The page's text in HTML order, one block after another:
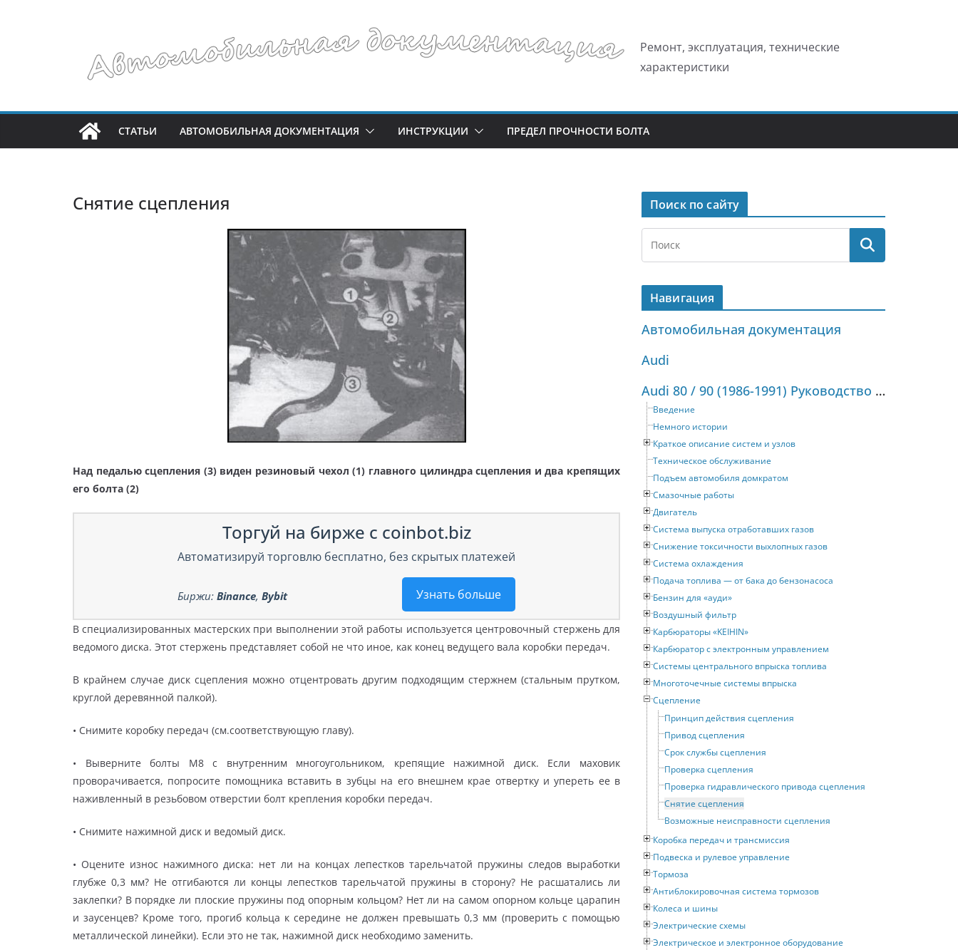
Ремонт, эксплуатация, технические
характеристики
СТАТЬИ АВТОМОБИЛЬНАЯ ДОКУМЕНТАЦИЯ ИНСТРУКЦИИ ПРЕДЕЛ ПРОЧНОСТИ БОЛТА
Снятие сцепления
Над педалью сцепления (3) виден резиновый чехол (1) главного цилиндра сцепления и два крепящих
его болта (2)
Торгуй на бирже с coinbot.biz
Автоматизируй торговлю бесплатно, без скрытых платежей
Узнать больше
Биржи: Binance, Bybit
В специализированных мастерских при выполнении этой работы используется центровочный стержень для
ведомого диска. Этот стержень представляет собой не что иное, как конец ведущего вала коробки передач.
В крайнем случае диск сцепления можно отцентровать другим подходящим стержнем (стальным прутком,
круглой деревянной палкой).
• Снимите коробку передач (см.соответствующую главу).
• Выверните болты М8 с внутренним многоугольником, крепящие нажимной диск. Если маховик
проворачивается, попросите помощника вставить в зубцы на его внешнем крае отвертку и упереть ее в
наживленный в резьбовом отверстии болт крепления коробки передач.
• Снимите нажимной диск и ведомый диск.
• Оцените износ нажимного диска: нет ли на концах лепестков тарельчатой пружины следов выработки
глубже 0,3 мм? Не отгибаются ли концы лепестков тарельчатой пружины в сторону? Не расшатались ли
заклепки? В порядке ли плоские пружины под опорным кольцом? Нет ли на самом опорном кольце царапин
и заусенцев? Кроме того, прогиб кольца к середине не должен превышать 0,3 мм (проверить с помощью
металлической линейки). Если это не так, нажимной диск необходимо заменить.
Поиск по сайту
Навигация
Автомобильная документация
Audi
Audi 80 / 90 (1986-1991) Руководство по ремонту и техническому обслуживанию
Введение
Немного истории
Краткое описание систем и узлов
Техническое обслуживание
Подъем автомобиля домкратом
Смазочные работы
Двигатель
Система выпуска отработавших газов
Снижение токсичности выхлопных газов
Система охлаждения
Подача топлива — от бака до бензонасоса
Бензин для «ауди»
Воздушный фильтр
Карбюраторы «KEIHIN»
Карбюратор с электронным управлением
Системы центрального впрыска топлива
Многоточечные системы впрыска
Сцепление
Принцип действия сцепления
Привод сцепления
Срок службы сцепления
Проверка сцепления
Проверка гидравлического привода сцепления
Снятие сцепления
Возможные неисправности сцепления
Коробка передач и трансмиссия
Подвеска и рулевое управление
Тормоза
Антиблокировочная система тормозов
Колеса и шины
Электрические схемы
Электрическое и электронное оборудование